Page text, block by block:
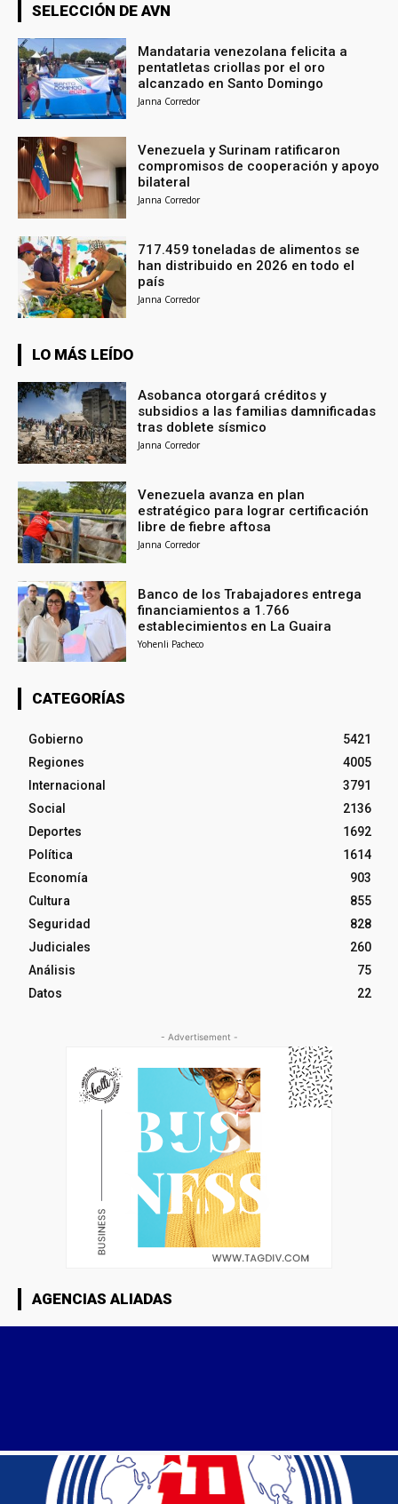
SELECCIÓN DE AVN
Mandataria venezolana felicita a
pentatletas criollas por el oro
alcanzado en Santo Domingo
Janna Corredor
Venezuela y Surinam ratificaron
compromisos de cooperación y apoyo
bilateral
Janna Corredor
717.459 toneladas de alimentos se
han distribuido en 2026 en todo el
país
Janna Corredor
LO MÁS LEÍDO
Asobanca otorgará créditos y
subsidios a las familias damnificadas
tras doblete sísmico
Janna Corredor
Venezuela avanza en plan
estratégico para lograr certificación
libre de fiebre aftosa
Janna Corredor
Banco de los Trabajadores entrega
financiamientos a 1.766
establecimientos en La Guaira
Yohenli Pacheco
CATEGORÍAS
Gobierno
5421
Regiones
4005
Internacional
3791
Social
2136
Deportes
1692
Política
1614
Economía
903
Cultura
855
Seguridad
828
Judiciales
260
Análisis
75
Datos
22
- Advertisement -
AGENCIAS ALIADAS